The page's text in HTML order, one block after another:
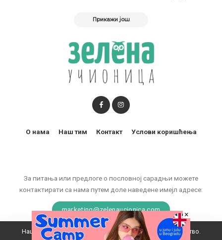
Прикажи још
За питања или предлоге о пословној сарадњи можете
контактирати са нама путем доле наведене имејл адресе:
marketing@zelenaucionica.com
О нама Наш тим Контакт Услови коришћења
Наш вебсајт користи колачиће да побољша ваше искуство.
×